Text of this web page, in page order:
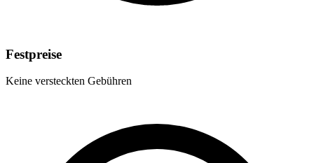
Festpreise
Keine versteckten Gebühren